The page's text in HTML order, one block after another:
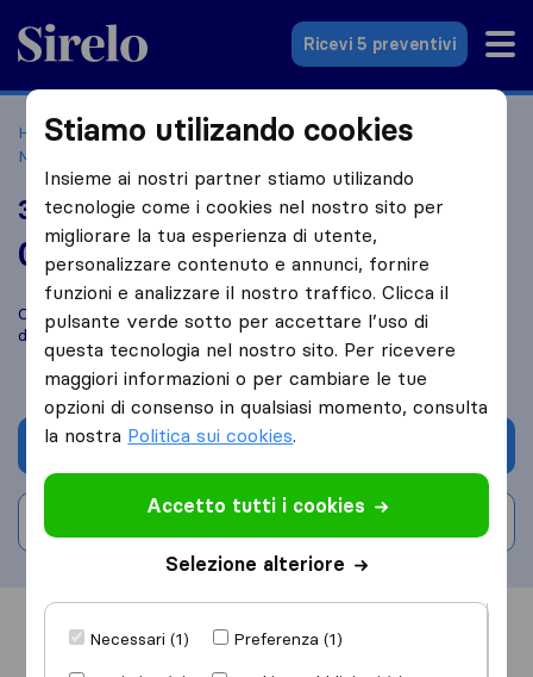
Sirelo.it
Ricevi 5 preventivi
Home Le 10 migliori aziende di traslochi in Italia
Maria Capua Vetere
3C Traslochi Caserta
0,0 basato su 0
recensioni di Sirelo e Google
i
Confronta 3C Traslochi Caserta con altreaziende di traslochi
di
Santa Maria Capua Vetere
Chiedi preventivo
Informazioni Recensioni
Stiamo utilizando cookies
Insieme ai nostri partner stiamo utilizando
tecnologie come i cookies nel nostro sito per
migliorare la tua esperienza di utente,
personalizzare contenuto e annunci, fornire
funzioni e analizzare il nostro traffico. Clicca il
pulsante verde sotto per accettare l’uso di
questa tecnologia nel nostro sito. Per ricevere
maggiori informazioni o per cambiare le tue
opzioni di consenso in qualsiasi momento, consulta
la nostra Politica sui cookies.
Accetto tutti i cookies
Selezione alteriore
Necessari (1)
Preferenza (1)